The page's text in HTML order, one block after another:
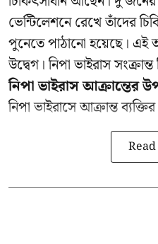
ভেন্টিলেশনে রেখে তাঁদের
পুনেতে পাঠানো হয়েছে। এই
উদ্বেগ। নিপা ভাইরাস
নিপা ভাইরাস আক্রান্তের
নিপা ভাইরাসে আক্রান্ত